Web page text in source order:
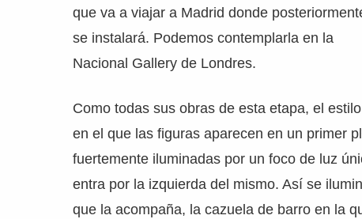
que va a viajar a Madrid donde
se instalará. Podemos contemplarla en la
Nacional Gallery de Londres.
Como todas sus obras de esta etapa, el
en el que las figuras aparecen en un primer
fuertemente iluminadas por un foco de luz
entra por la izquierda del mismo. Así se
que la acompaña, la cazuela de barro en la